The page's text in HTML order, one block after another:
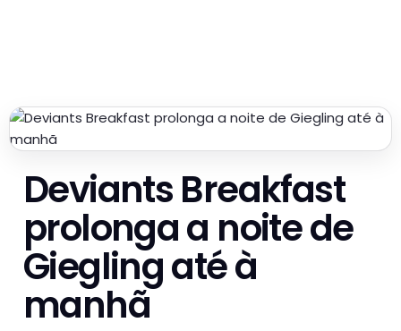
Deviants Breakfast
prolonga a noite de
Giegling até à
manhã